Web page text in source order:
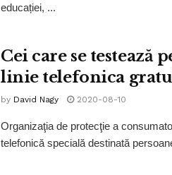
educației, ...
Cei care se testează
linie telefonica
by David Nagy 2020-08-10
Organizaţia de protecţie a
telefonică specială destinată